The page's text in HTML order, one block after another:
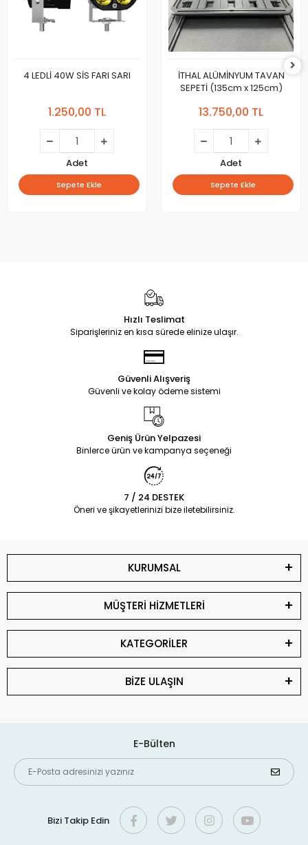
4 LEDLİ 40W SİS FARI SARI
1.250,00 TL
Adet
Sepete Ekle
İTHAL ALÜMİNYUM TAVAN
SEPETİ (135cm x 125cm)
13.750,00 TL
Adet
Sepete Ekle
Hızlı Teslimat
Siparişleriniz en kısa sürede elinize ulaşır.
Güvenli Alışveriş
Güvenli ve kolay ödeme sistemi
Geniş Ürün Yelpazesi
Binlerce ürün ve kampanya seçeneği
7 / 24 DESTEK
Öneri ve şikayetlerinizi bize iletebilirsiniz.
KURUMSAL
MÜŞTERİ HİZMETLERİ
KATEGORİLER
BİZE ULAŞIN
E-Bülten
Bizi Takip Edin